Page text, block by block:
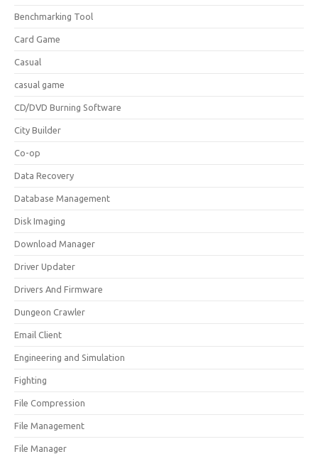
Benchmarking Tool
Card Game
Casual
casual game
CD/DVD Burning Software
City Builder
Co-op
Data Recovery
Database Management
Disk Imaging
Download Manager
Driver Updater
Drivers And Firmware
Dungeon Crawler
Email Client
Engineering and Simulation
Fighting
File Compression
File Management
File Manager